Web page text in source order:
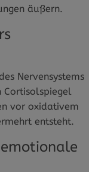
äußern.
Nervensystems
vor oxidativem
entsteht.